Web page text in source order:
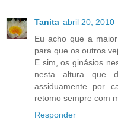
Tanita abril 20, 2010
Eu acho que a
para que os outros
E sim, os ginásios
nesta altura que
assiduamente por
retomo sempre com
Responder